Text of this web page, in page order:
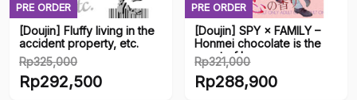
PRE ORDER
[Doujin] Fluffy living in the
accident property, etc.
Rp325,000
Original
Rp292,500
PRE ORDER
[Doujin] SPY × FAMILY –
Honmei chocolate is the
scent of love
Rp321,000
Original
Rp288,900